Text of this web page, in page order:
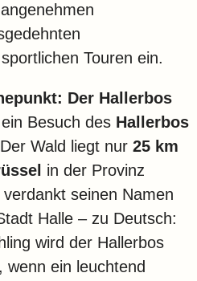
Touren ein.
Der Hallerbos
Besuch des Hallerbos
Wald liegt nur 25 km
in der Provinz
seinen Namen
Halle – zu Deutsch:
wird der Hallerbos
, wenn ein leuchtend